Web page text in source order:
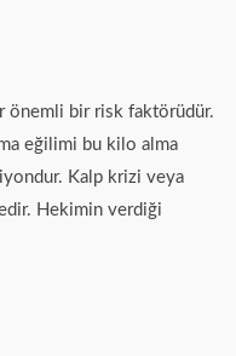
önemli bir risk faktörüdür.
eğilimi bu kilo alma
Kalp krizi veya
Hekimin verdiği